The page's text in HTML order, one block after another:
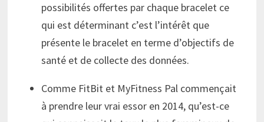
possibilités offertes par chaque bracelet ce
qui est déterminant c’est l’intérêt que
présente le bracelet en terme d’objectifs de
santé et de collecte des données.
Comme FitBit et MyFitness Pal commençait
à prendre leur vrai essor en 2014, qu’est-ce